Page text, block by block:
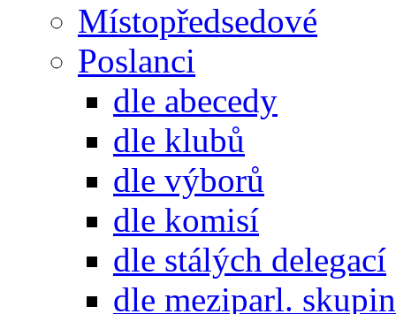
Místopředsedové
Poslanci
dle abecedy
dle klubů
dle výborů
dle komisí
dle stálých delegací
dle meziparl. skupin